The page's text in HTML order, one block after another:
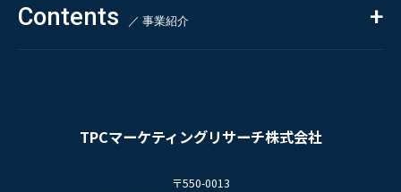
TPCマーケティングリサーチ株式会社
〒550-0013
掲載情報
- 求める人物像
Contents ／ 事業紹介
お問い合わせ
プライバシーポリシー